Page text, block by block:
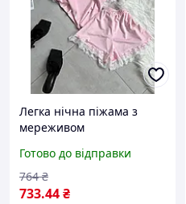
Легка нічна піжама з
мереживом
Готово до відправки
733.44₴
764 ₴